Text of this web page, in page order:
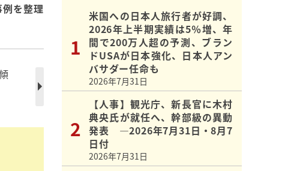
を整理
米国への日本人旅行者が好調、
2026年上半期実績は5％増、年
間で200万人超の予測、ブラン
ドUSAが日本強化、日本人アン
バサダー任命も
2026年7月31日
【人事】観光庁、新長官に木村
典央氏が就任へ、幹部級の異動
発表 ―2026年7月31日・8月7
日付
2026年7月31日